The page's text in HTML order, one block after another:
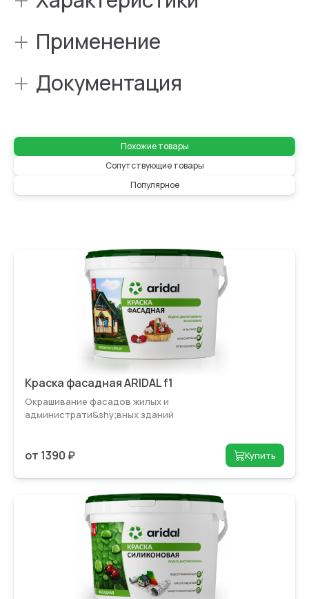
+ Применение
+ Документация
Похожие товары
Сопутствующие товары
Популярное
Краска фасадная ARIDAL f1
Окрашивание фасадов жилых и
администрати&shy;вных зданий
от 1390 ₽ Купить